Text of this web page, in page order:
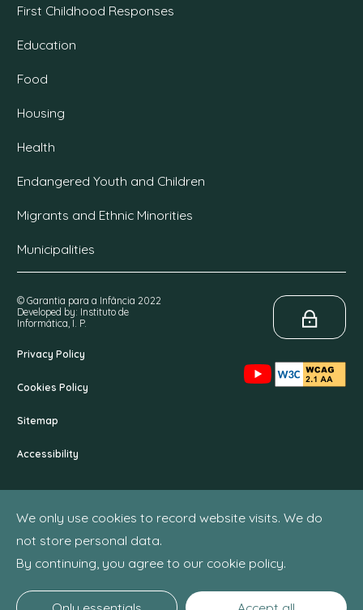
We only use cookies to record website visits. We do
not store personal data.
By continuing, you agree to our cookie policy.
First Childhood Responses
Education
Food
Housing
Health
Endangered Youth and Children
Migrants and Ethnic Minorities
Municipalities
© Garantia para a Infância 2022
Developed by: Instituto de
Informática, I. P.
Privacy Policy
Cookies Policy
Sitemap
Accessibility